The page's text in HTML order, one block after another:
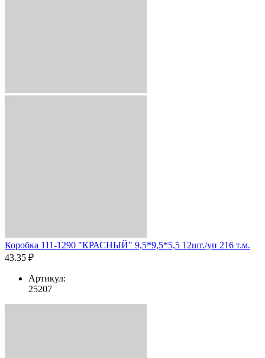
Коробка 111-1290 "КРАСНЫЙ" 9,5*9,5*5,5 12шт./уп 216 т.м.
43.35 ₽
Артикул:
25207